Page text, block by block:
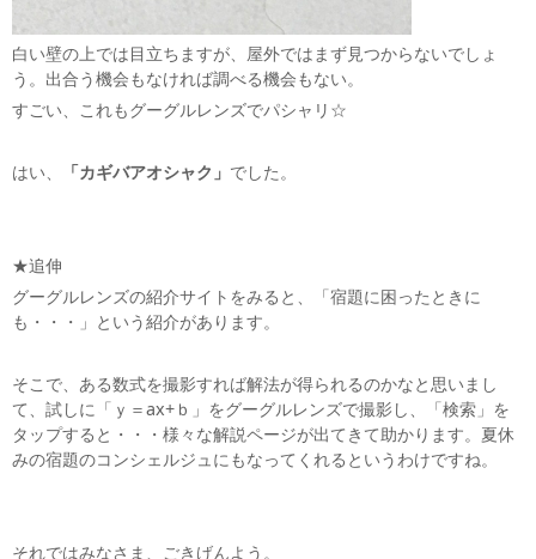
白い壁の上では目立ちますが、屋外ではまず見つからないでしょ
う。出合う機会もなければ調べる機会もない。
すごい、これもグーグルレンズでパシャリ☆
はい、 「カギバアオシャク」 でした。
★追伸
グーグルレンズの紹介サイトをみると、「宿題に困ったときに
も・・・」という紹介があります。
そこで、ある数式を撮影すれば解法が得られるのかなと思いまし
て、試しに「ｙ＝ax+ｂ」をグーグルレンズで撮影し、「検索」を
タップすると・・・様々な解説ページが出てきて助かります。夏休
みの宿題のコンシェルジュにもなってくれるというわけですね。
それではみなさま、ごきげんよう。